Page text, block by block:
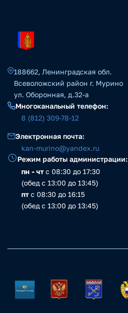
188662, Ленинградская обл.
Всеволожский район г. Мурино
ул. Оборонная, д.32-а
Многоканальный телефон:
8 (812) 309-78-12
Электронная почта:
kan-murino@yandex.ru
Режим работы администрации:
пн - чт с 08:30 до 17:30
(обед с 13:00 до 13:45)
пт с 08:30 до 16:15
(обед с 13:00 до 13:45)